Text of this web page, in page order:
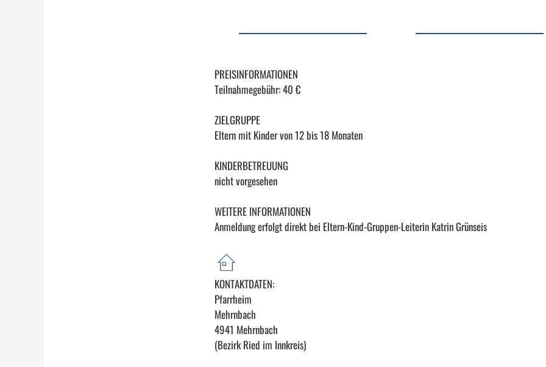
PREISINFORMATIONEN
Teilnahmegebühr: 40 €
ZIELGRUPPE
Eltern mit Kinder von 12 bis 18 Monaten
KINDERBETREUUNG
nicht vorgesehen
WEITERE INFORMATIONEN
Anmeldung erfolgt direkt bei Eltern-Kind-Gruppen-Leiterin Katrin Grünseis
KONTAKTDATEN:
Pfarrheim
Mehrnbach
4941 Mehrnbach
(Bezirk Ried im Innkreis)